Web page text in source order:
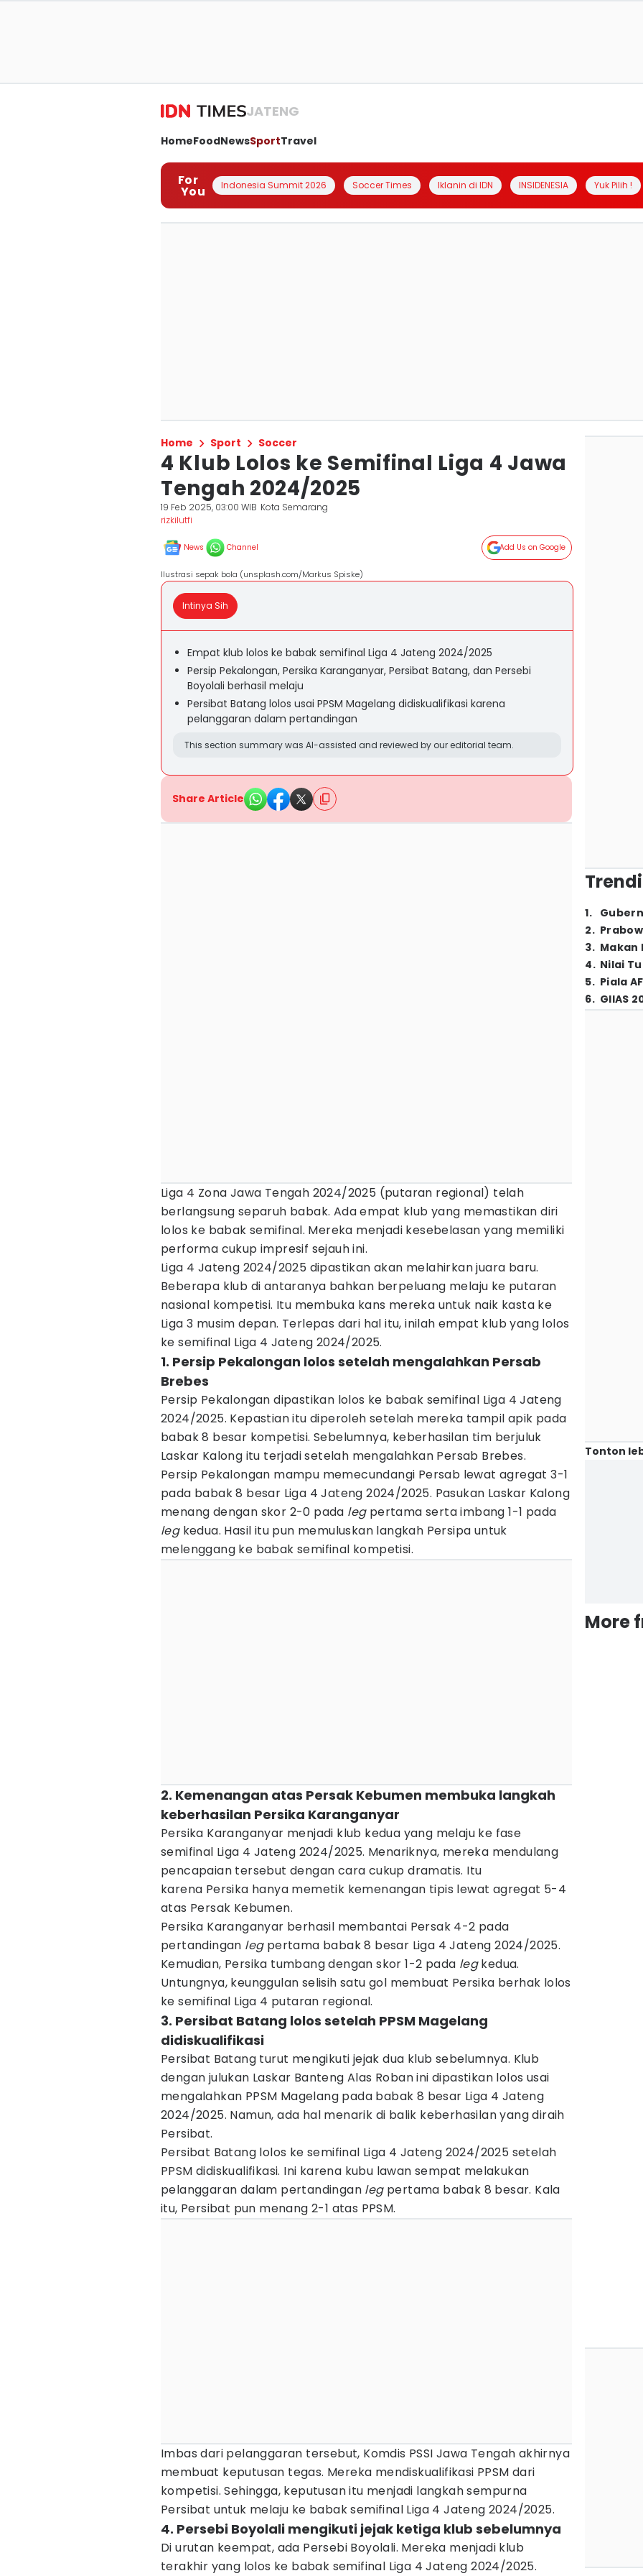
JATENG
HomeFoodNewsSportTravel
For
You Indonesia Summit 2026 Soccer Times Iklanin di IDN INSIDENESIA Yuk Pilih !
Home Sport Soccer
4 Klub Lolos ke Semifinal Liga 4 Jawa
Tengah 2024/2025
19 Feb 2025, 03:00 WIB Kota Semarang
rizkilutfi
News Channel Add Us on Google
Ilustrasi sepak bola (unsplash.com/Markus Spiske)
Intinya Sih
Empat klub lolos ke babak semifinal Liga 4 Jateng 2024/2025
Persip Pekalongan, Persika Karanganyar, Persibat Batang, dan Persebi
Boyolali berhasil melaju
Persibat Batang lolos usai PPSM Magelang didiskualifikasi karena
pelanggaran dalam pertandingan
This section summary was AI-assisted and reviewed by our editorial team.
Share Article
Liga 4 Zona Jawa Tengah 2024/2025 (putaran regional) telah
berlangsung separuh babak. Ada empat klub yang memastikan diri
lolos ke babak semifinal. Mereka menjadi kesebelasan yang memiliki
performa cukup impresif sejauh ini.
Liga 4 Jateng 2024/2025 dipastikan akan melahirkan juara baru.
Beberapa klub di antaranya bahkan berpeluang melaju ke putaran
nasional kompetisi. Itu membuka kans mereka untuk naik kasta ke
Liga 3 musim depan. Terlepas dari hal itu, inilah empat klub yang lolos
ke semifinal Liga 4 Jateng 2024/2025.
1. Persip Pekalongan lolos setelah mengalahkan Persab
Brebes
Persip Pekalongan dipastikan lolos ke babak semifinal Liga 4 Jateng
2024/2025. Kepastian itu diperoleh setelah mereka tampil apik pada
babak 8 besar kompetisi. Sebelumnya, keberhasilan tim berjuluk
Laskar Kalong itu terjadi setelah mengalahkan Persab Brebes.
Persip Pekalongan mampu memecundangi Persab lewat agregat 3-1
pada babak 8 besar Liga 4 Jateng 2024/2025. Pasukan Laskar Kalong
menang dengan skor 2-0 pada legpertama serta imbang 1-1 pada
legkedua. Hasil itu pun memuluskan langkah Persipa untuk
melenggang ke babak semifinal kompetisi.
2. Kemenangan atas Persak Kebumen membuka langkah
keberhasilan Persika Karanganyar
Persika Karanganyar menjadi klub kedua yang melaju ke fase
semifinal Liga 4 Jateng 2024/2025. Menariknya, mereka mendulang
pencapaian tersebut dengan cara cukup dramatis. Itu
karena Persika hanya memetik kemenangan tipis lewat agregat 5-4
atas Persak Kebumen.
Persika Karanganyar berhasil membantai Persak 4-2 pada
pertandingan legpertama babak 8 besar Liga 4 Jateng 2024/2025.
Kemudian, Persika tumbang dengan skor 1-2 pada legkedua.
Untungnya, keunggulan selisih satu gol membuat Persika berhak lolos
ke semifinal Liga 4 putaran regional.
3. Persibat Batang lolos setelah PPSM Magelang
didiskualifikasi
Persibat Batang turut mengikuti jejak dua klub sebelumnya. Klub
dengan julukan Laskar Banteng Alas Roban ini dipastikan lolos usai
mengalahkan PPSM Magelang pada babak 8 besar Liga 4 Jateng
2024/2025. Namun, ada hal menarik di balik keberhasilan yang diraih
Persibat.
Persibat Batang lolos ke semifinal Liga 4 Jateng 2024/2025 setelah
PPSM didiskualifikasi. Ini karena kubu lawan sempat melakukan
pelanggaran dalam pertandingan legpertama babak 8 besar. Kala
itu, Persibat pun menang 2-1 atas PPSM.
Imbas dari pelanggaran tersebut, Komdis PSSI Jawa Tengah akhirnya
membuat keputusan tegas. Mereka mendiskualifikasi PPSM dari
kompetisi. Sehingga, keputusan itu menjadi langkah sempurna
Persibat untuk melaju ke babak semifinal Liga 4 Jateng 2024/2025.
4. Persebi Boyolali mengikuti jejak ketiga klub sebelumnya
Di urutan keempat, ada Persebi Boyolali. Mereka menjadi klub
terakhir yang lolos ke babak semifinal Liga 4 Jateng 2024/2025.
1.
2.
3. Makan
4. Nilai
5. Piala
6. GIIAS
Tonton
More